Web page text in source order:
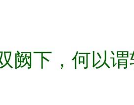
阙下，何以